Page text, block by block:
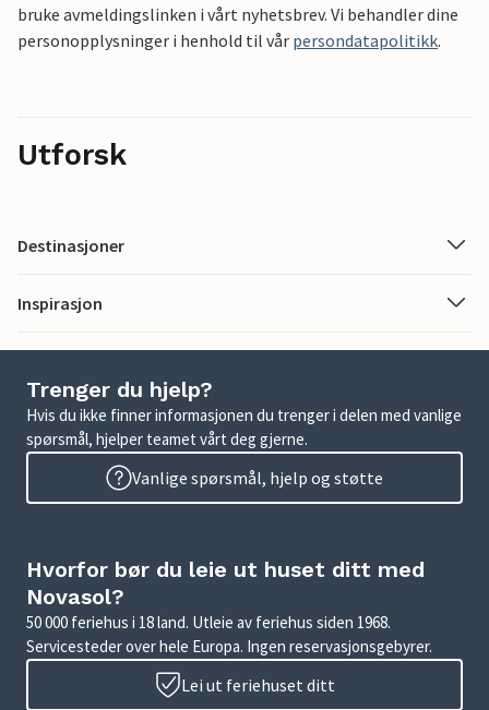
bruke avmeldingslinken i vårt nyhetsbrev. Vi behandler dine
personopplysninger i henhold til vår persondatapolitikk.
Utforsk
Destinasjoner
Inspirasjon
Trenger du hjelp?
Hvis du ikke finner informasjonen du trenger i delen med vanlige
spørsmål, hjelper teamet vårt deg gjerne.
Vanlige spørsmål, hjelp og støtte
Hvorfor bør du leie ut huset ditt med
Novasol?
50 000 feriehus i 18 land. Utleie av feriehus siden 1968.
Servicesteder over hele Europa. Ingen reservasjonsgebyrer.
Lei ut feriehuset ditt